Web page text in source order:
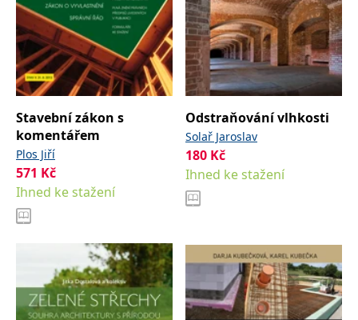
Stavební zákon s
komentářem
Plos Jiří
571 Kč
Ihned ke stažení
Odstraňování vlhkosti
Solař Jaroslav
180 Kč
Ihned ke stažení